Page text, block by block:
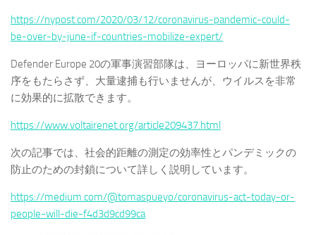
https://nypost.com/2020/03/12/coronavirus-pandemic-could-
be-over-by-june-if-countries-mobilize-expert/
Defender Europe 20の軍事演習部隊は、ヨーロッパに新世界秩
序をもたらさず、大量逮捕も行いませんが、ウイルスを非常
に効果的に拡散できます。
https://www.voltairenet.org/article209437.html
次の記事では、社会的距離の測定の効率性とパンデミックの
防止のための封鎖について詳しく説明しています。
https://medium.com/@tomaspueyo/coronavirus-act-today-or-
people-will-die-f4d3d9cd99ca